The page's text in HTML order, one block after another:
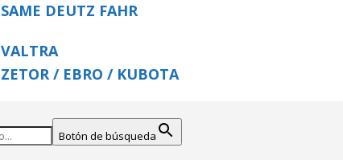
SAME DEUTZ FAHR
VALTRA
ZETOR / EBRO / KUBOTA
Botón de búsqueda